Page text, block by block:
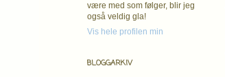
være med som følger, blir jeg
også veldig gla!
Vis hele profilen min
BLOGGARKIV